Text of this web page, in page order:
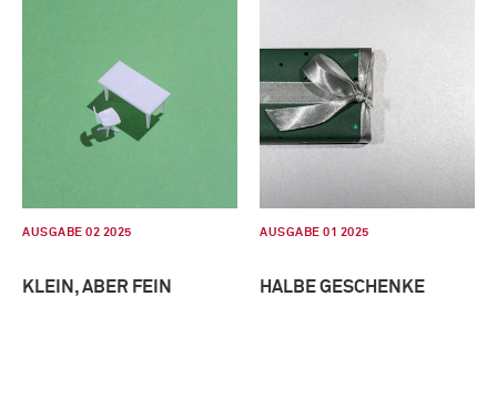
AUSGABE 02 2025
KLEIN, ABER FEIN
AUSGABE 01 2025
HALBE GESCHENKE